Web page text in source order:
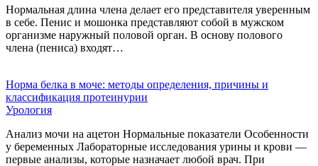
Нормальная длина члена делает его представителя уверенным
в себе. Пенис и мошонка представляют собой в мужском
организме наружный половой орган. В основу полового
члена (пениса) входят…
Норма белка в моче: методы определения, причины и
классификация протеинурии
Урология
Анализ мочи на ацетон Нормальные показатели Особенности
у беременных Лабораторные исследования урины и крови —
первые анализы, которые назначает любой врач. При